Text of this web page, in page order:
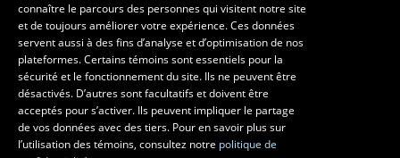
Ressources
monPortail
MESURES D'URGENCE
Composer le418 656-5555
connaître le parcours des personnes qui visitent notre site
et de toujours améliorer votre expérience. Ces données
servent aussi à des fins d’analyse et d’optimisation de nos
plateformes. Certains témoins sont essentiels pour la
sécurité et le fonctionnement du site. Ils ne peuvent être
désactivés. D’autres sont facultatifs et doivent être
acceptés pour s’activer. Ils peuvent impliquer le partage
de vos données avec des tiers. Pour en savoir plus sur
l’utilisation des témoins, consultez notre politique de